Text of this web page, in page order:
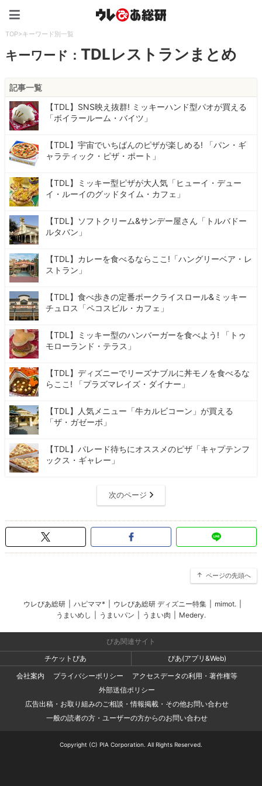
TOP>キーワード別一覧
キーワード： TDLレストランまとめ
記事一覧
【TDL】SNS映え抜群! ミッキーハンド型パオが買える
「ボイラールーム・バイツ」
【TDL】宇宙でいちばんのピザが楽しめる! 「パン・ギ
ャラティック・ピザ・ポート」
【TDL】ミッキー型ピザが大人気「ヒューイ・デュー
イ・ルーイのグッドタイム・カフェ」
【TDL】ソフトクリーム&サンデー屋さん「トルバドー
ルタバン」
【TDL】カレーを食べるならここ!「ハングリーベア・レ
ストラン」
【TDL】食べ歩きの定番ポークライスロール&ミッキー
チュロス「ペコスビル・カフェ」
【TDL】ミッキー型のハンバーガーを食べよう! 「トゥ
モローランド・テラス」
【TDL】ディズニーでリーズナブルに丼モノを食べるな
らここ! 「プラズマレイズ・ダイナー」
【TDL】人気メニュー「牛カルビコーン」が買える
「ザ・ガゼーボ」
【TDL】パレード待ちにオススメのピザ「キャプテンフ
ックス・ギャレー」
次のページ
ページの先頭へ
ウレぴあ総研 ハピママ* ウレぴあ総研 ディズニー特集 mimot.
うまいめし
うまいパン うまい肉 Medery.
ぴあ関連サイト
チケットぴあ
ぴあ(アプリ&Web)
会社案内
プライバシーポリシー
アクセスデータの利用・著作権等
外部送信ポリシー
広告出稿・お取り組みのご相談・情報掲載・その他お問い合わせ
一般の読者の方・ユーザーの方からのお問い合わせ
Copyright (C) PIA Corporation. All Rights Reserved.